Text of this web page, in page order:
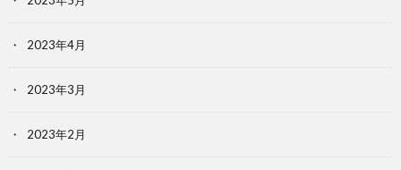
2023年4月
2023年3月
2023年2月